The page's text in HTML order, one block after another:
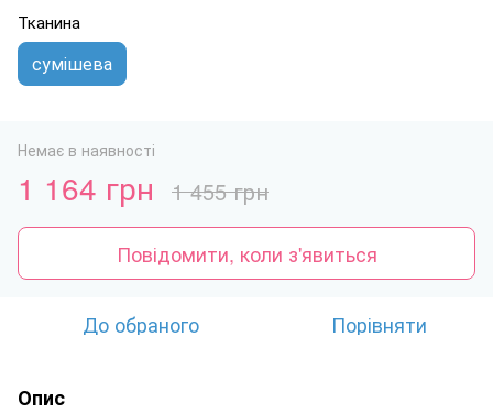
Тканина
сумішева
Немає в наявності
1 164 грн 1 455 грн
Повідомити, коли з'явиться
До обраного Порівняти
Опис